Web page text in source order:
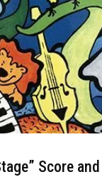
Score